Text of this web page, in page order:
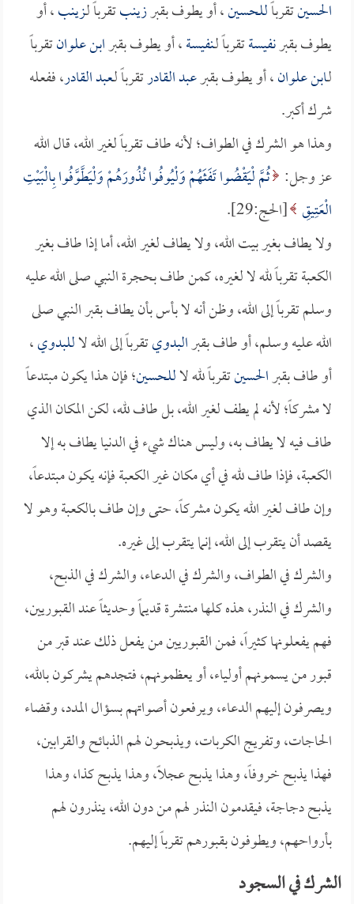
الحسينتقرباًللحسين، أو يطوف بقبرزينبتقرباً لـزينب، أو
يطوف بقبرنفيسةتقرباً لـنفيسة، أو يطوف بقبرابن علوانتقرباً
لـابن علوان، أو يطوف بقبرعبد القادرتقرباً لـعبد القادر، ففعله
شرك أكبر.
وهذا هو الشرك في الطواف؛ لأنه طاف تقرباً لغير الله، قال الله
عز وجل: ثُمَّ لْيَقْضُوا تَفَثَهُمْ وَلْيُوفُوا نُذُورَهُمْ وَلْيَطَّوَّفُوا بِالْبَيْتِ
الْعَتِيقِ [الحج:29].
ولا يطاف بغير بيت الله، ولا يطاف لغير الله، أما إذا طاف بغير
الكعبة تقرباً لله لا لغيره، كمن طاف بحجرة النبي صلى الله عليه
وسلم تقرباً إلى الله، وظن أنه لا بأس بأن يطاف بقبر النبي صلى
الله عليه وسلم، أو طاف بقبرالبدويتقرباً إلى الله لاللبدوي،
أو طاف بقبرالحسينتقرباً لله لاللحسين؛ فإن هذا يكون مبتدعاً
لا مشركاً؛ لأنه لم يطف لغير الله، بل طاف لله، لكن المكان الذي
طاف فيه لا يطاف به، وليس هناك شيء في الدنيا يطاف به إلا
الكعبة، فإذا طاف لله في أي مكان غير الكعبة فإنه يكون مبتدعاً،
وإن طاف لغير الله يكون مشركاً، حتى وإن طاف بالكعبة وهو لا
يقصد أن يتقرب إلى الله، إنما يتقرب إلى غيره.
والشرك في الطواف، والشرك في الدعاء، والشرك في الذبح،
والشرك في النذر، هذه كلها منتشرة قديماً وحديثاً عند القبوريين،
فهم يفعلونها كثيراً، فمن القبوريين من يفعل ذلك عند قبر من
قبور من يسمونهم أولياء، أو يعظمونهم، فتجدهم يشركون بالله،
ويصرفون إليهم الدعاء، ويرفعون أصواتهم بسؤال المدد، وقضاء
الحاجات، وتفريج الكربات، ويذبحون لهم الذبائح والقرابين،
فهذا يذبح خروفاً، وهذا يذبح عجلاً، وهذا يذبح كذا، وهذا
يذبح دجاجة، فيقدمون النذر لهم من دون الله، ينذرون لهم
بأرواحهم، ويطوفون بقبورهم تقرباً إليهم.
الشرك في السجود